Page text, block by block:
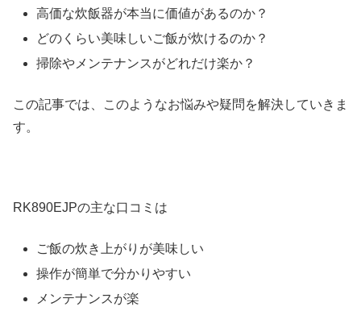
高価な炊飯器が本当に価値があるのか？
どのくらい美味しいご飯が炊けるのか？
掃除やメンテナンスがどれだけ楽か？
この記事では、このようなお悩みや疑問を解決していきま
す。
RK890EJPの主な口コミは
ご飯の炊き上がりが美味しい
操作が簡単で分かりやすい
メンテナンスが楽